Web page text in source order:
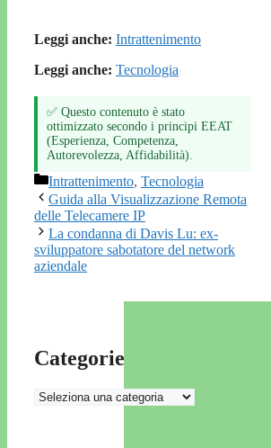
Leggi anche: Intrattenimento
Leggi anche: Tecnologia
✅ Questo contenuto è stato
ottimizzato secondo i principi EEAT
(Esperienza, Competenza,
Autorevolezza, Affidabilità).
Categorie
Intrattenimento, Tecnologia
Guida alla Visualizzazione Remota
delle Telecamere IP
La condanna di Davis Lu: ex-
sviluppatore sabotatore del network
aziendale
Categorie
Categorie